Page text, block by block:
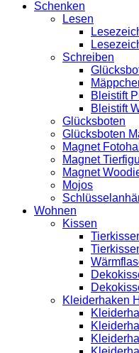
Schenken
Lesen
Schreiben
Bleistift
Bleistift
Glücksboten
Glücksboten
Magnet
Magnet
Magnet
Mojos
Wohnen
Kissen
Kleiderhaken